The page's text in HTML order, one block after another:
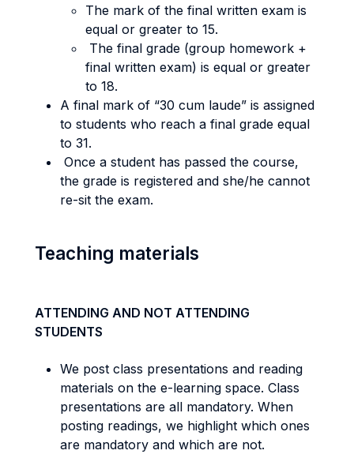
The mark of the final written exam is
equal or greater to 15.
The final grade (group homework +
final written exam) is equal or greater
to 18.
A final mark of “30 cum laude” is assigned
to students who reach a final grade equal
to 31.
Once a student has passed the course,
the grade is registered and she/he cannot
re-sit the exam.
Teaching materials
ATTENDING AND NOT ATTENDING
STUDENTS
We post class presentations and reading
materials on the e-learning space. Class
presentations are all mandatory. When
posting readings, we highlight which ones
are mandatory and which are not.